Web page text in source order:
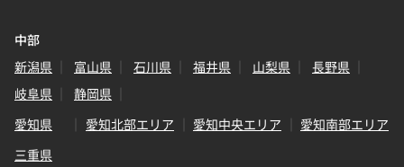
中部
新潟県
富山県 石川県 福井県 山梨県
長野県
岐阜県
静岡県
愛知県
愛知北部エリア 愛知中央エリア
愛知南部エリア
三重県